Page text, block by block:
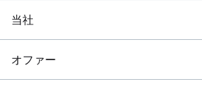
当社
オファー